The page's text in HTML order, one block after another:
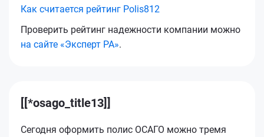
Как считается рейтинг Polis812
Проверить рейтинг надежности компании можно
на сайте «Эксперт РА».
[[*osago_title13]]
Сегодня оформить полис ОСАГО можно тремя